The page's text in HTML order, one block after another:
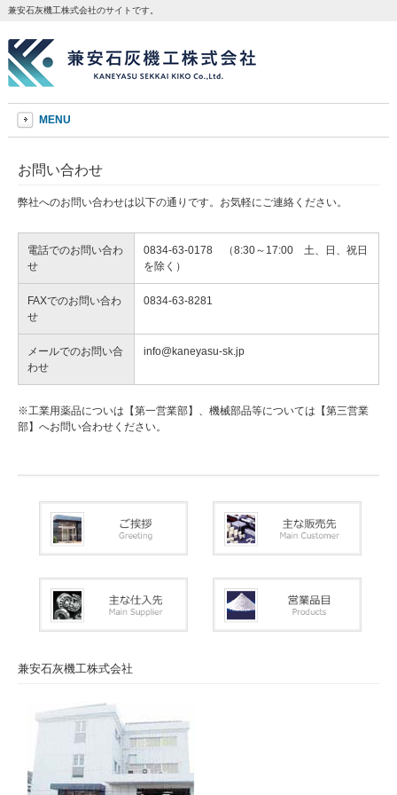
兼安石灰機工株式会社のサイトです。
MENU
お問い合わせ
弊社へのお問い合わせは以下の通りです。お気軽にご連絡ください。
電話でのお問い合わ
せ
0834-63-0178 （8:30～17:00 土、日、祝日
を除く）
FAXでのお問い合わ
せ
0834-63-8281
メールでのお問い合
わせ
info@kaneyasu-sk.jp
※工業用薬品についは【第一営業部】、機械部品等については【第三営業
部】へお問い合わせください。
兼安石灰機工株式会社